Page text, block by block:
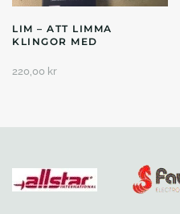
LIM – ATT LIMMA
KLINGOR MED
220,00 kr